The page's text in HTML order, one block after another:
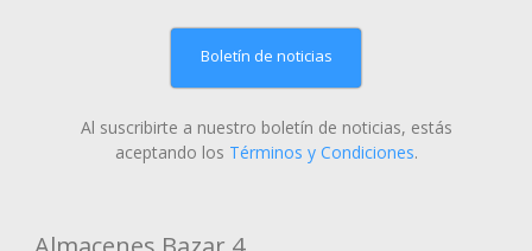
Boletín de noticias
Al suscribirte a nuestro boletín de noticias, estás
aceptando los Términos y Condiciones.